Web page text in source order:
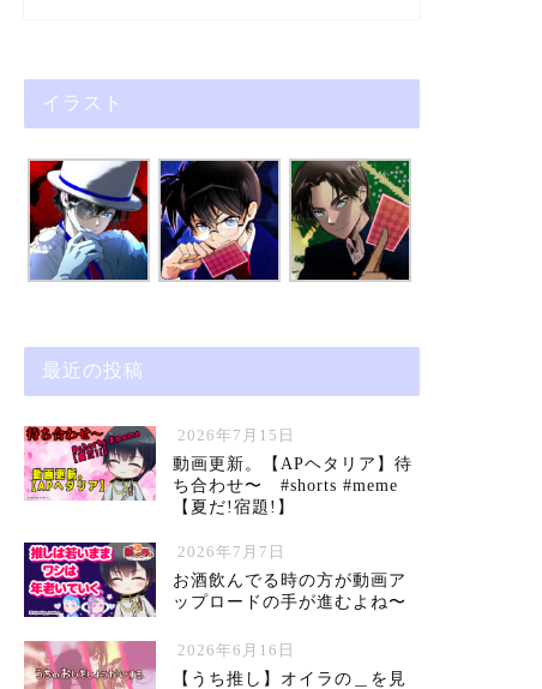
イラスト
最近の投稿
2026年7月15日
動画更新。【APヘタリア】待
ち合わせ〜 #shorts #meme
【夏だ!宿題!】
2026年7月7日
お酒飲んでる時の方が動画ア
ップロードの手が進むよね〜
2026年6月16日
【うち推し】オイラの＿を見